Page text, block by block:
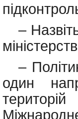
–
–
один